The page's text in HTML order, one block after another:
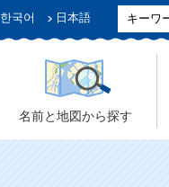
한국어 日本語
名前と地図から探す